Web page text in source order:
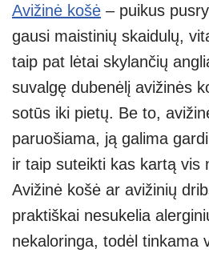
at
s
A
p
p
p
e
e
gr
a
m
er ss
e
n
g
er
Avižinė košė – puikus
gausi maistinių skaidulų,
taip pat lėtai skylančių
suvalgę dubenėlį avižinės
sotūs iki pietų. Be to,
paruošiama, ją galima
ir taip suteikti kas kartą vis
Avižinė košė ar avižinių
praktiškai nesukelia
nekaloringa, todėl tinkama